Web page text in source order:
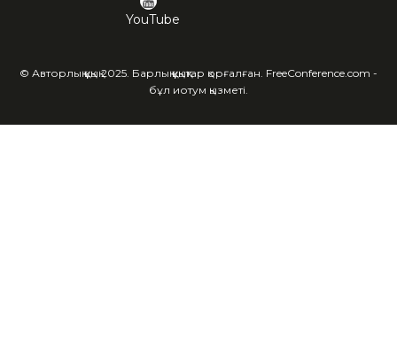
YouTube
© Авторлық құқық 2025. Барлық құқықтар қорғалған. FreeConference.com -
бұл иотум қызметі.